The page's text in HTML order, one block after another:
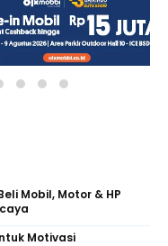
Mobil, Motor & HP
Motivasi